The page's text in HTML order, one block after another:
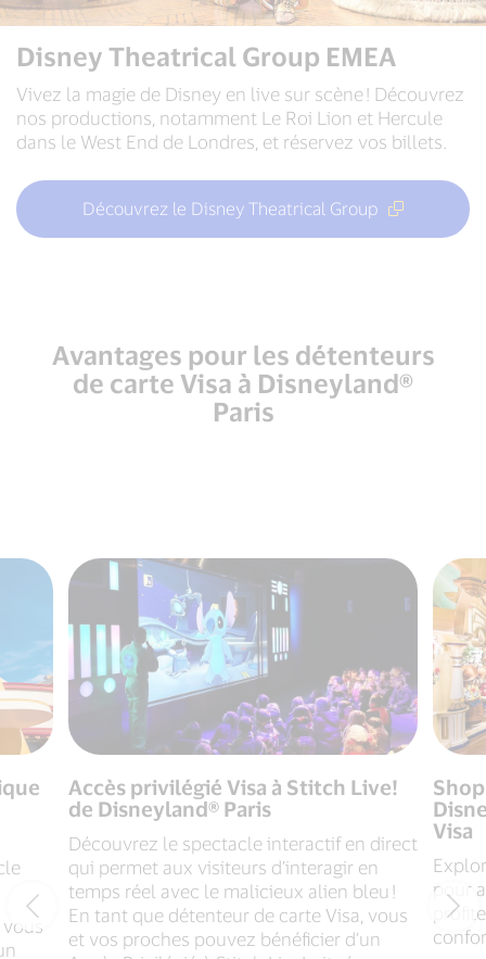
Disney Theatrical Group EMEA
Vivez la magie de Disney en live sur scène ! Découvrez
nos productions, notamment Le Roi Lion et Hercule
dans le West End de Londres, et réservez vos billets.
Découvrez le Disney Theatrical Group
Avantages pour les détenteurs
de carte Visa à Disneyland®
Paris
Accès privilégié Visa à Stitch Live!
de Disneyland® Paris
Découvrez le spectacle interactif en direct
qui permet aux visiteurs d’interagir en
temps réel avec le malicieux alien bleu !
En tant que détenteur de carte Visa, vous
et vos proches pouvez bénéficier d’un
Visa
pour